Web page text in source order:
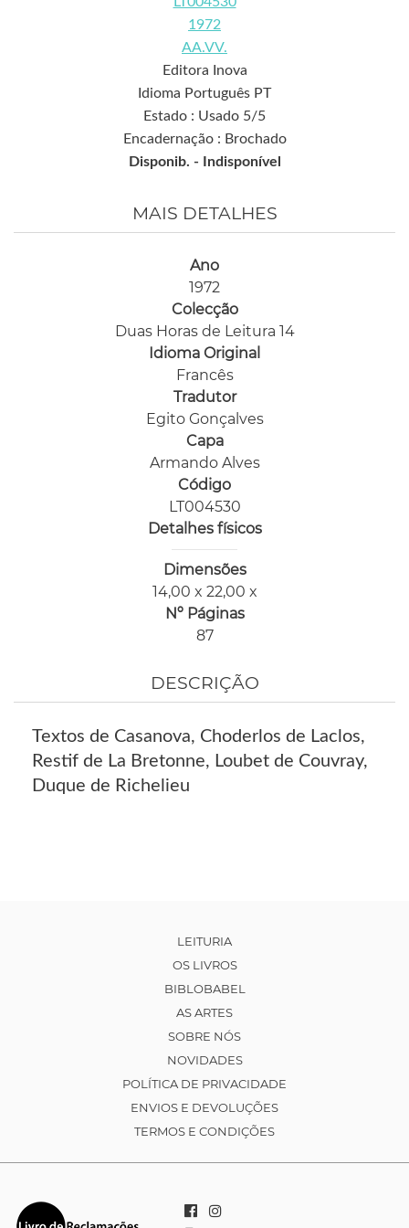
1972
AA.VV.
Editora Inova
Idioma Português PT
Estado : Usado 5/5
Encadernação : Brochado
Disponib. -
Indisponível
MAIS DETALHES
Ano
1972
Colecção
Duas Horas de Leitura 14
Idioma Original
Francês
Tradutor
Egito Gonçalves
Capa
Armando Alves
Código
LT004530
Detalhes físicos
Dimensões
14,00 x 22,00 x
Nº Páginas
87
DESCRIÇÃO
Textos de Casanova, Choderlos de Laclos,
Restif de La Bretonne, Loubet de Couvray,
Duque de Richelieu
LEITURIA
OS LIVROS
BIBLOBABEL
AS ARTES
SOBRE NÓS
NOVIDADES
POLÍTICA DE PRIVACIDADE
ENVIOS E DEVOLUÇÕES
TERMOS E CONDIÇÕES